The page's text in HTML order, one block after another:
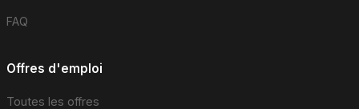
FAQ
Offres d'emploi
Toutes les offres